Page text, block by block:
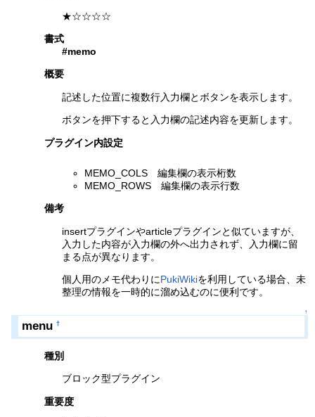
★☆☆☆☆
書式
#memo
概要
記述した位置に複数行入力欄とボタンを表示します。
ボタンを押下すると入力欄の記述内容を更新します。
プラグイン内設定
MEMO_COLS 編集欄の表示桁数
MEMO_ROWS 編集欄の表示行数
備考
insertプラグインやarticleプラグインと似ていますが、
入力した内容が入力欄の外へ出力されず、入力欄に留
まる点が異なります。
個人用のメモ代わりにPukiWikiを利用している場合、未
整理の情報を一時的に溜め込むのに便利です。
↑
menu†
種別
ブロック型プラグイン
重要度